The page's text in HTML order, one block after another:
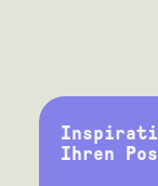
Ihren